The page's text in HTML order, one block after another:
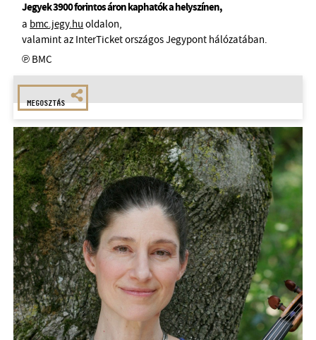
Jegyek 3900 forintos áron kaphatók a helyszínen,
a bmc.jegy.hu oldalon,
valamint az InterTicket országos Jegypont hálózatában.
℗ BMC
MEGOSZTÁS